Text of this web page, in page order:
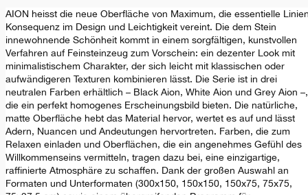
AION heisst die neue Oberfläche von Maximum, die essentielle
Konsequenz im Design und Leichtigkeit vereint. Die dem Stein
innewohnende Schönheit kommt in einem sorgfältigen, kunstvollen
Verfahren auf Feinsteinzeug zum Vorschein: ein dezenter Look mit
minimalistischem Charakter, der sich leicht mit klassischen oder
aufwändigeren Texturen kombinieren lässt. Die Serie ist in drei
neutralen Farben erhältlich – Black Aion, White Aion und Grey Aion –,
die ein perfekt homogenes Erscheinungsbild bieten. Die natürliche,
matte Oberfläche hebt das Material hervor, wertet es auf und lässt
Adern, Nuancen und Andeutungen hervortreten. Farben, die zum
Relaxen einladen und Oberflächen, die ein angenehmes Gefühl des
Willkommenseins vermitteln, tragen dazu bei, eine einzigartige,
raffinierte Atmosphäre zu schaffen. Dank der großen Auswahl an
Formaten und Unterformaten (300x150, 150x150, 150x75, 75x75,